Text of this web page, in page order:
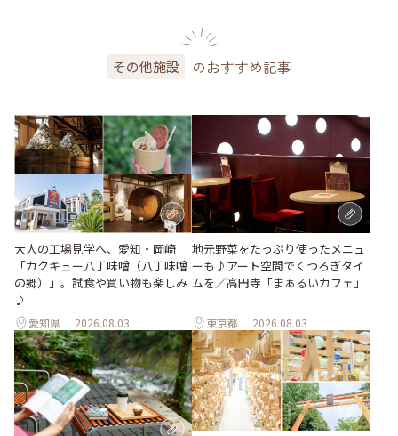
その他施設 のおすすめ記事
大人の工場見学へ、愛知・岡崎
「カクキュー八丁味噌（八丁味噌
の郷）」。試食や買い物も楽しみ
♪
愛知県 2026.08.03
地元野菜をたっぷり使ったメニュ
ーも♪アート空間でくつろぎタイ
ムを／高円寺「まぁるいカフェ」
東京都 2026.08.03